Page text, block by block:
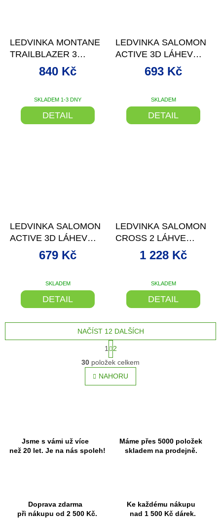
LEDVINKA MONTANE
TRAILBLAZER 3
BARVA BLACK
VELIKOST 3 L
SKLADEM 1-3 DNY
840 Kč
DETAIL
LEDVINKA SALOMON
ACTIVE 3D LÁHEV
BLACK 25/26
SKLADEM
693 Kč
DETAIL
LEDVINKA SALOMON
ACTIVE 3D LÁHEV
LILY PAD/LAUREL WR
SKLADEM
679 Kč
DETAIL
LEDVINKA SALOMON
CROSS 2 LÁHVE
BLACK 25/26
SKLADEM
1 228 Kč
DETAIL
O
v
l
á
NAČÍST 12 DALŠÍCH
t
r
á
n
k
1
2
30 položek celkem
NAHORU
Jsme s vámi už více
než 20 let. Je na nás spoleh!
Máme přes 5000 položek
skladem na prodejně.
Doprava zdarma
při nákupu od 2 500 Kč.
Ke každému nákupu
nad 1 500 Kč dárek.